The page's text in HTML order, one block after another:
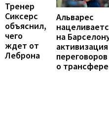
Тренер
Сиксерс
объяснил,
чего
ждет от
Леброна
Альварес
на
активизация
переговоров
о трансфере